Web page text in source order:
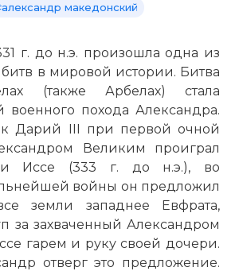
македонский
г. до н.э. произошла одна из
в мировой истории. Битва
(также Арбелах) стала
военного похода Александра.
Дарий III при первой очной
Великим проиграл
Иссе (333 г. до н.э.), во
войны он предложил
земли западнее Евфрата,
за захваченный Александром
гарем и руку своей дочери.
отверг это предложение.